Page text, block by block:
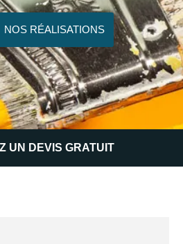
NOS RÉALISATIONS
UN DEVIS GRATUIT